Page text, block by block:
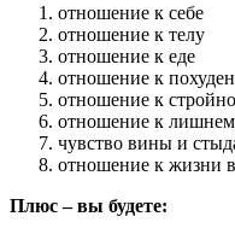
отношение к себе
отношение к телу
отношение к еде
отношение к
отношение к
отношение к
чувство вины и
отношение к жизни
Плюс – вы будете: